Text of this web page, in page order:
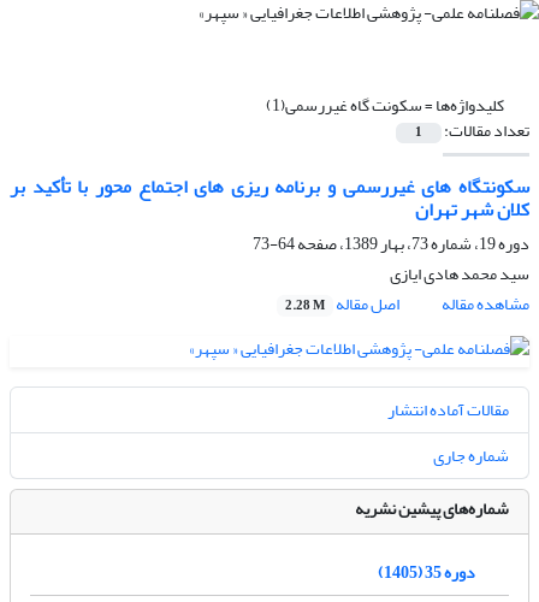
کلیدواژه‌ها =سکونت گاه غیررسمى(1)
تعداد مقالات: 1
سکونتگاه ‏هاى غیررسمى و برنامه ‏ریزى‏ هاى اجتماع محور با تأکید بر
کلان شهر تهران
دوره 19، شماره 73، بهار 1389، صفحه
64-73
سید محمد هادی ایازی
مشاهده مقاله
اصل مقاله 2.28 M
مقالات آماده انتشار
شماره جاری
شماره‌های پیشین نشریه
دوره 35 (1405)